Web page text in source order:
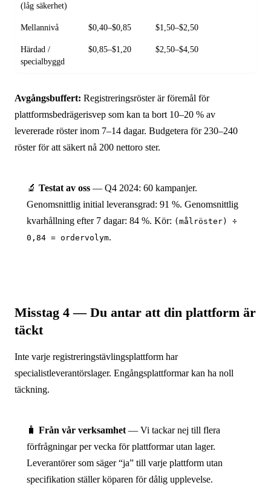
(låg säkerhet)
Mellannivå $0,40–$0,85 $1,50–$2,50
Härdad /
specialbyggd
$0,85–$1,20 $2,50–$4,50
Avgångsbuffert: Registreringsröster är föremål för
plattformsbedrägerisvep som kan ta bort 10–20 % av
levererade röster inom 7–14 dagar. Budgetera för 230–240
röster för att säkert nå 200 nettoro ster.
🔬 Testat av oss — Q4 2024: 60 kampanjer.
Genomsnittlig initial leveransgrad: 91 %. Genomsnittlig
kvarhållning efter 7 dagar: 84 %. Kör: (målröster) ÷
0,84 = ordervolym.
Misstag 4 — Du antar att din plattform är
täckt
Inte varje registreringstävlingsplattform har
specialistleverantörslager. Engångsplattformar kan ha noll
täckning.
🧳 Från vår verksamhet — Vi tackar nej till flera
förfrågningar per vecka för plattformar utan lager.
Leverantörer som säger “ja” till varje plattform utan
specifikation ställer köparen för dålig upplevelse.